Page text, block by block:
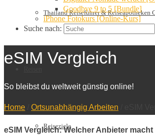
Thailand Reiseführer & Reiseapotheken
Reiseziele
Goodbye 9 to 5 [Bundle]
iPhone Fotokurs [Online-Kurs]
Suche nach:
eSIM Vergleich
So bleibst du weltweit günstig online!
Home Ortsunabhängig Arbeiten
eSIM Vergleich: Welcher Anbieter